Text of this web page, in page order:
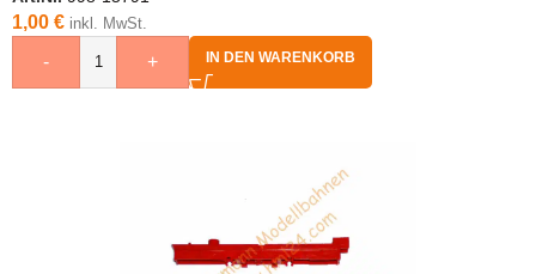
1,00 € inkl. MwSt.
- + IN DEN WARENKORB